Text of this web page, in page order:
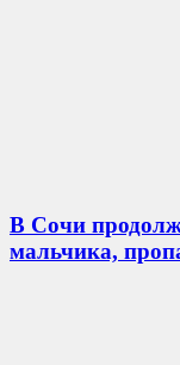
В Сочи
мальчика,